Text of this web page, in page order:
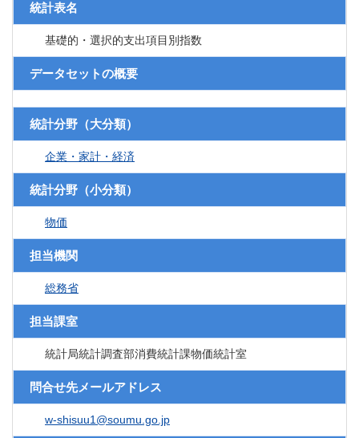
統計表名
基礎的・選択的支出項目別指数
データセットの概要
統計分野（大分類）
企業・家計・経済
統計分野（小分類）
物価
担当機関
総務省
担当課室
統計局統計調査部消費統計課物価統計室
問合せ先メールアドレス
w-shisuu1@soumu.go.jp